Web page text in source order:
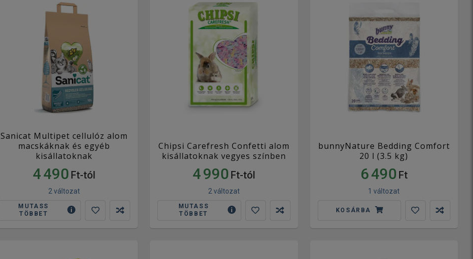
Sanicat Multipet cellulóz alom
macskáknak és egyéb
kisállatoknak
4 490 Ft-tól
2 változat
MUTASS
TÖBBET
Chipsi Carefresh Confetti alom
kisállatoknak vegyes színben
4 990 Ft-tól
2 változat
MUTASS
TÖBBET
bunnyNature Bedding Comfort
20 l (3.5 kg)
6 490 Ft
1 változat
KOSÁRBA